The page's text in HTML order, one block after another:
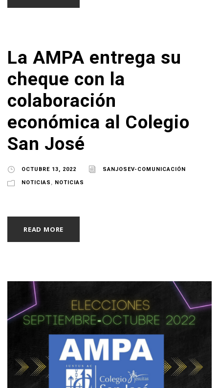
La AMPA entrega su
cheque con la
colaboración
económica al Colegio
San José
OCTUBRE 13, 2022 SANJOSEV-COMUNICACIÓN
NOTICIAS NOTICIAS
READ MORE